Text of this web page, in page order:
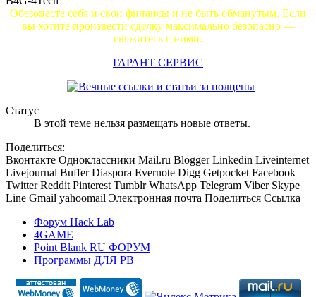
Обезопасте себя и свои финансы и не быть обманутым. Если
вы хотите произвести сделку максимально безопасно —
свяжитесь с ними.
ГАРАНТ СЕРВИС
Статус
В этой теме нельзя размещать новые ответы.
Поделиться:
Вконтакте Одноклассники Mail.ru Blogger Linkedin Liveinternet
Livejournal Buffer Diaspora Evernote Digg Getpocket Facebook
Twitter Reddit Pinterest Tumblr WhatsApp Telegram Viber Skype
Line Gmail yahoomail Электронная почта Поделиться Ссылка
Форум Hack Lab
4GAME
Point Blank RU ФОРУМ
Программы ДЛЯ PB